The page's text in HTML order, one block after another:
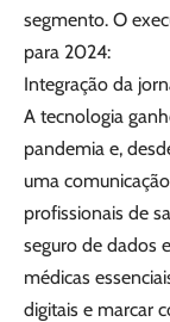
segmento. O
para 2024:
Integração da
A tecnologia
pandemia e,
uma
profissionais de
seguro de dados
médicas
digitais e marcar